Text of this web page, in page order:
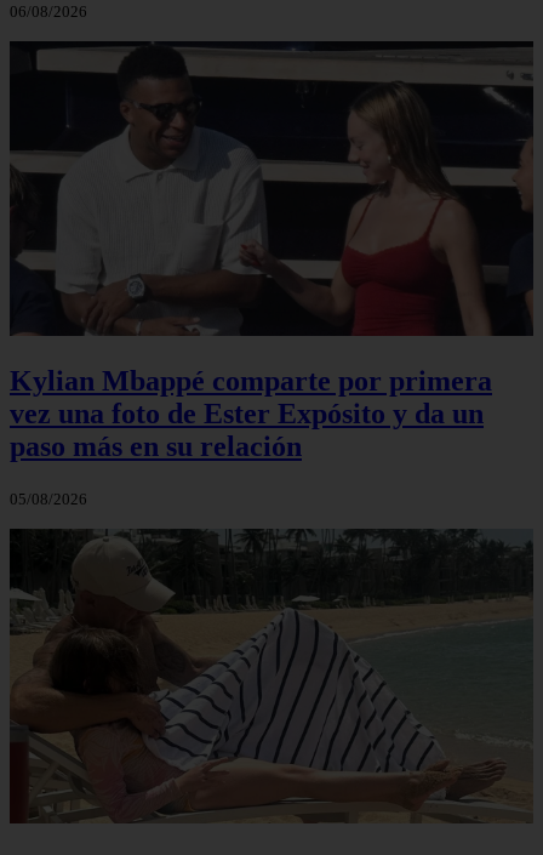
06/08/2026
Kylian Mbappé comparte por primera
vez una foto de Ester Expósito y da un
paso más en su relación
05/08/2026